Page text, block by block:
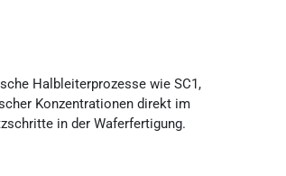
Halbleiterprozesse wie SC1,
Konzentrationen direkt im
in der Waferfertigung.